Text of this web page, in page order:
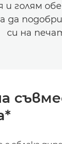
и голям
да
си на